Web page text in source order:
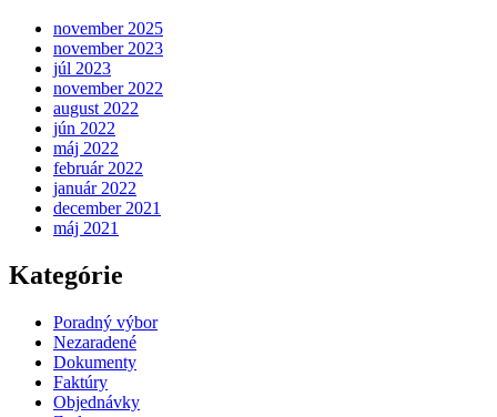
november 2025
november 2023
júl 2023
november 2022
august 2022
jún 2022
máj 2022
február 2022
január 2022
december 2021
máj 2021
Kategórie
Poradný výbor
Nezaradené
Dokumenty
Faktúry
Objednávky